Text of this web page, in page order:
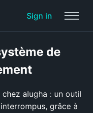
Sign in
de
alugha : un outil
grâce à